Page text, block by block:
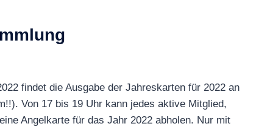
findet die Ausgabe der Jahreskarten für 2022 an
Von 17 bis 19 Uhr kann jedes aktive Mitglied,
Angelkarte für das Jahr 2022 abholen. Nur mit